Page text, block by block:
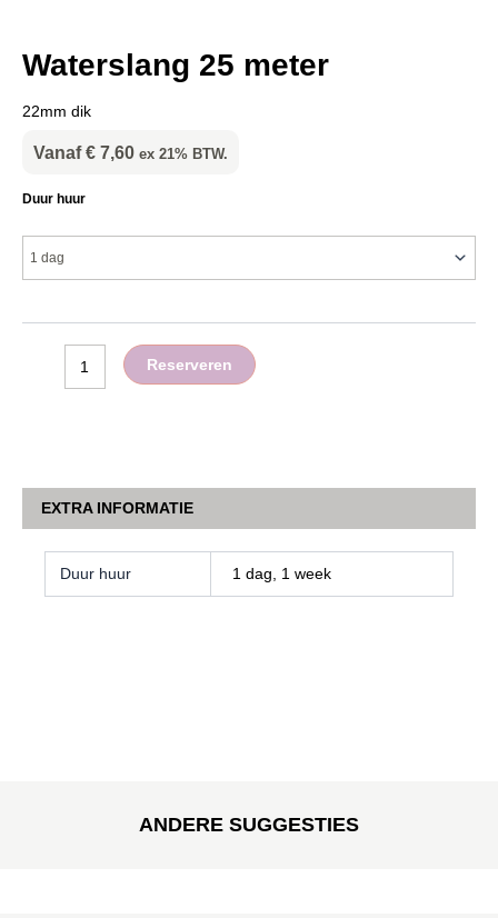
Waterslang 25 meter
22mm dik
Vanaf € 7,60 ex 21% BTW.
Duur huur
25
aantal
Reserveren
EXTRA INFORMATIE
Duur huur 1 dag, 1 week
ANDERE SUGGESTIES